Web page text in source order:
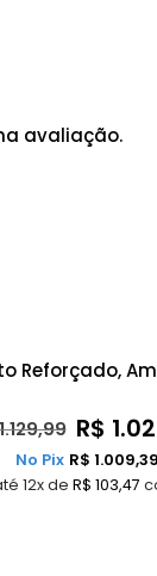
avaliação.
R$
12x de R$ 103,47
No Pix R$ 1.009,39